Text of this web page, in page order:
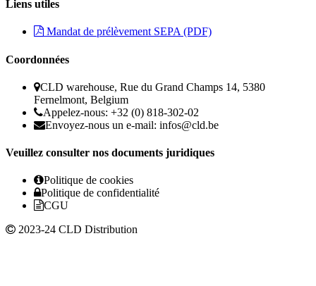
Liens utiles
Mandat de prélèvement SEPA (PDF)
Coordonnées
CLD warehouse, Rue du Grand Champs 14, 5380
Fernelmont, Belgium
Appelez-nous: +32 (0) 818-302-02
Envoyez-nous un e-mail: infos@cld.be
Veuillez consulter nos documents juridiques
Politique de cookies
Politique de confidentialité
CGU
2023-24 CLD Distribution